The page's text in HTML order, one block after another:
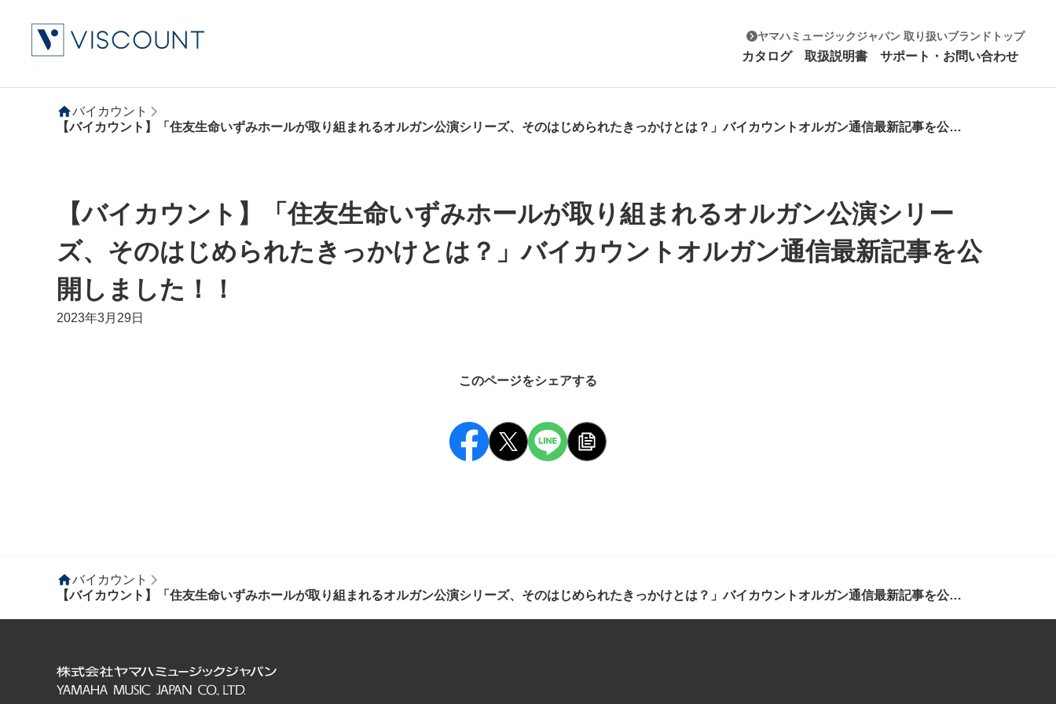
ヤマハミュージックジャパン 取り扱いブランドトップ
カタログ 取扱説明書 サポート・お問い合わせ
バイカウント
【バイカウント】「住友生命いずみホールが取り組まれるオルガン公演シリーズ、そのはじめられたきっかけとは？」バイカウントオルガン通信最新記事を公開しました！！
【バイカウント】「住友生命いずみホールが取り組まれるオルガン公演シリー
ズ、そのはじめられたきっかけとは？」バイカウントオルガン通信最新記事を公
開しました！！
2023年3月29日
このページをシェアする
バイカウント
【バイカウント】「住友生命いずみホールが取り組まれるオルガン公演シリーズ、そのはじめられたきっかけとは？」バイカウントオルガン通信最新記事を公開しました！！